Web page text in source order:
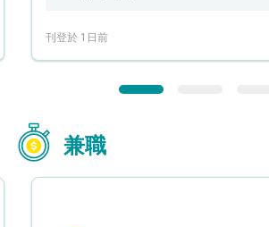
刊登於 1日前
兼職